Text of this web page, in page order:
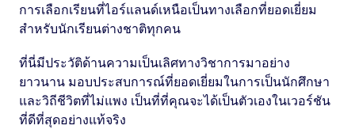
การเลือกเรียนที่ไอร์แลนด์เหนือเป็นทางเลือกที่ยอดเยี่ยม
สำหรับนักเรียนต่างชาติทุกคน
ที่นี่มีประวัติด้านความเป็นเลิศทางวิชาการมาอย่าง
ยาวนาน มอบประสบการณ์ที่ยอดเยี่ยมในการเป็นนักศึกษา
และวิถีชีวิตที่ไม่แพง เป็นที่ที่คุณจะได้เป็นตัวเองในเวอร์ชัน
ที่ดีที่สุดอย่างแท้จริง